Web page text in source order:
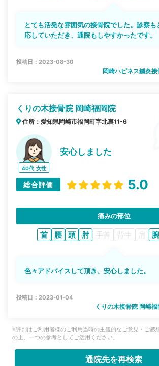
とても活発な雰囲気の接骨院でした。診察も
応していただき、通院もしやすかったです。
投稿日：2023-08-30
岡崎ハピネス鍼灸
くりの木接骨院 岡崎福岡院
住所：愛知県岡崎市福岡町字北裏11-6
40代 女性
安心しました
総合評価 5.0
痛みの部位
首 腰 頭 肘 手首 背中 肩
色々アドバイスして頂き、安心しました。
投稿日：2023-01-04
くりの木接骨院 岡崎
※評判はご利用者様のご利用当時の主観的なご意見・ご感
の上、一つの参考としてご活用ください。
通院先を再検索